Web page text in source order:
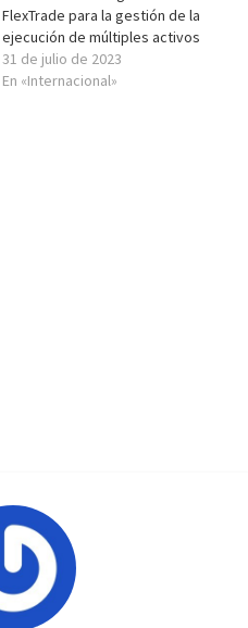
FlexTrade para la gestión de la
ejecución de múltiples activos
31 de julio de 2023
En «Internacional»